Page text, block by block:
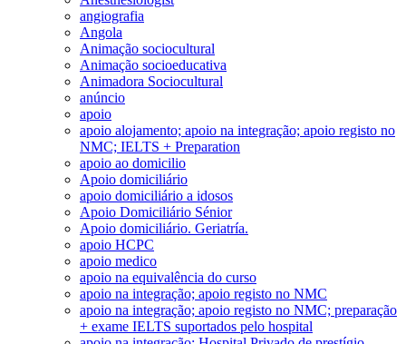
angiografia
Angola
Animação sociocultural
Animação socioeducativa
Animadora Sociocultural
anúncio
apoio
apoio alojamento; apoio na integração; apoio registo no
NMC; IELTS + Preparation
apoio ao domicilio
Apoio domiciliário
apoio domiciliário a idosos
Apoio Domiciliário Sénior
Apoio domiciliário. Geriatría.
apoio HCPC
apoio medico
apoio na equivalência do curso
apoio na integração; apoio registo no NMC
apoio na integração; apoio registo no NMC; preparação
+ exame IELTS suportados pelo hospital